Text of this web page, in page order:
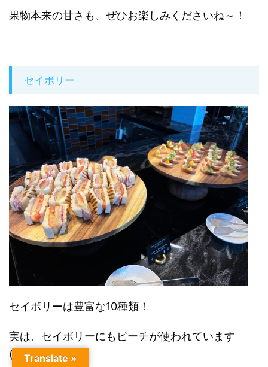
果物本来の甘さも、ぜひお楽しみくださいね～！
セイボリー
セイボリーは豊富な10種類！
実は、セイボリーにもピーチが使われています
(*^_^*)
Translate »